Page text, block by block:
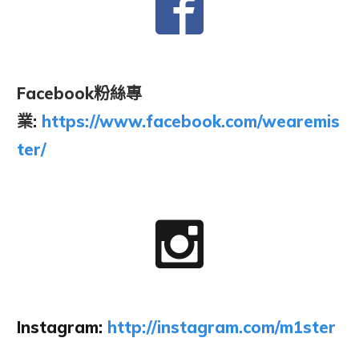
Facebook粉絲專
業: https://www.facebook.com/wearemis
ter/
Instagram: http://instagram.com/m1ster